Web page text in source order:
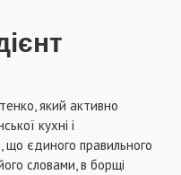
який активно
кухні і
що єдиного правильного
словами, в борщі